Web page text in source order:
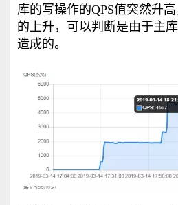
库的写操作的QPS值突然升
的上升，可以判断是由于主
造成的。